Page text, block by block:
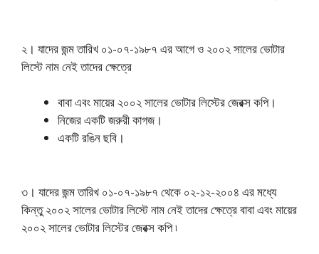
২। যাদের জন্ম তারিখ ০১-০৭-১৯৮৭ এর আগে ও ২০০২ সালের ভোটার
লিস্টে নাম নেই তাদের ক্ষেত্রে
বাবা এবং মায়ের ২০০২ সালের ভোটার লিস্টের জেরক্স কপি।
নিজের একটি জরুরী কাগজ।
একটি রঙিন ছবি।
৩। যাদের জন্ম তারিখ ০১-০৭-১৯৮৭ থেকে ০২-১২-২০০৪ এর মধ্যে
কিন্তু ২০০২ সালের ভোটার লিস্টে নাম নেই তাদের ক্ষেত্রে বাবা এবং মায়ের
২০০২ সালের ভোটার লিস্টের জেরক্স কপি ৷